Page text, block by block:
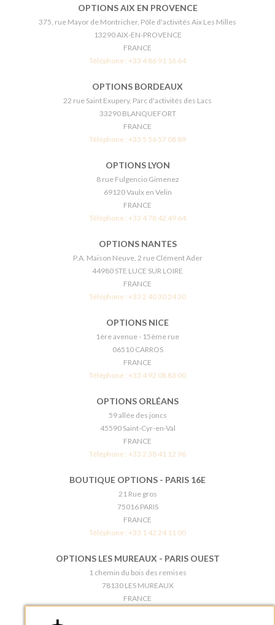
OPTIONS AIX EN PROVENCE
375, rue Mayor de Montricher, Pôle d'activités Aix Les Milles
13290 AIX-EN-PROVENCE
FRANCE
Téléphone : +33 4 86 91 16 64
OPTIONS BORDEAUX
22 rue Saint Exupery, Parc d'activités des Lacs
33290 BLANQUEFORT
FRANCE
Téléphone : +33 5 56 57 08 89
OPTIONS LYON
8 rue Fulgencio Gimenez
69120 Vaulx en Velin
FRANCE
Téléphone : +33 4 78 42 49 64
OPTIONS NANTES
P.A. Maison Neuve, 2 rue Clément Ader
44980 STE LUCE SUR LOIRE
FRANCE
Téléphone : +33 2 40 30 24 30
OPTIONS NICE
1ère avenue - 15ème rue
06510 CARROS
FRANCE
Téléphone : +33 4 92 08 83 00
OPTIONS ORLÉANS
59 allée des joncs
45590 Saint-Cyr-en-Val
FRANCE
Téléphone : +33 2 38 41 12 96
BOUTIQUE OPTIONS - PARIS 16E
21 Rue gros
75016 PARIS
FRANCE
Téléphone : +33 1 42 24 11 00
OPTIONS LES MUREAUX - PARIS OUEST
1 chemin du bois des remises
78130 LES MUREAUX
FRANCE